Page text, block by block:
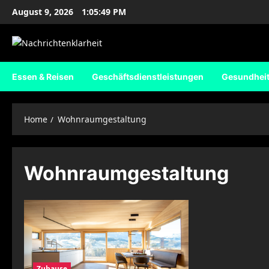
Skip
content
August 9, 2026 1:05:50 PM
Essen & Reisen Geschäftsdienstleistungen Gesundheit
Home Wohnraumgestaltung
Wohnraumgestaltung